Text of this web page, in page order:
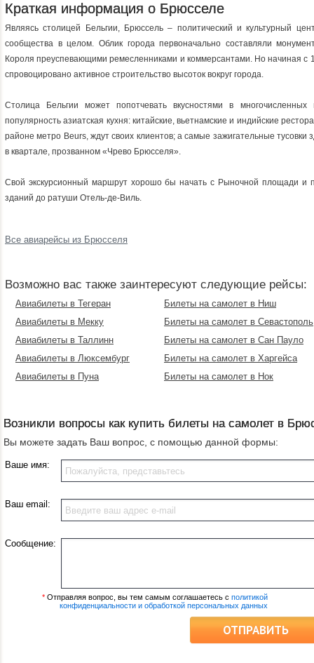
Краткая информация о Брюсселе
Являясь столицей Бельгии, Брюссель – политический и культурный
сообщества в целом. Облик города первоначально составляли
Короля преуспевающими ремесленниками и коммерсантами. Но начиная
спровоцировано активное строительство высоток вокруг города.
Столица Бельгии может попотчевать вкусностями в
популярность азиатская кухня: китайские, вьетнамские и индийские
районе метро Beurs, ждут своих клиентов; а самые зажигательные
в квартале, прозванном «Чрево Брюсселя».
Свой экскурсионный маршрут хорошо бы начать с Рыночной площади и
зданий до ратуши Отель-де-Виль.
Все авиарейсы из Брюсселя
Возможно вас также заинтересуют следующие рейсы:
Авиабилеты в Тегеран
Авиабилеты в Мекку
Авиабилеты в Таллинн
Авиабилеты в Люксембург
Авиабилеты в Пуна
Билеты на самолет в Ниш
Билеты на самолет в Севастополь
Билеты на самолет в Сан Пауло
Билеты на самолет в Харгейса
Билеты на самолет в Нок
Возникли вопросы как купить билеты на самолет в
Вы можете задать Ваш вопрос, с помощью данной формы:
Ваше имя:
Ваш email:
Сообщение:
* Отправляя вопрос, вы тем самым соглашаетесь с политикой
конфиденциальности и обработкой персональных данных
ОТПРАВИТЬ